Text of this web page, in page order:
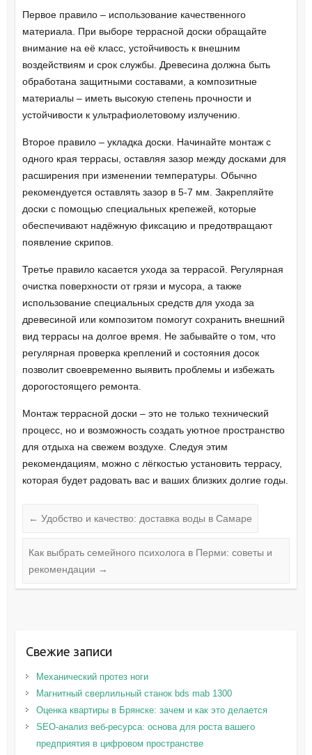
Первое правило – использование качественного
материала. При выборе террасной доски обращайте
внимание на её класс, устойчивость к внешним
воздействиям и срок службы. Древесина должна быть
обработана защитными составами, а композитные
материалы – иметь высокую степень прочности и
устойчивости к ультрафиолетовому излучению.
Второе правило – укладка доски. Начинайте монтаж с
одного края террасы, оставляя зазор между досками для
расширения при изменении температуры. Обычно
рекомендуется оставлять зазор в 5-7 мм. Закрепляйте
доски с помощью специальных крепежей, которые
обеспечивают надёжную фиксацию и предотвращают
появление скрипов.
Третье правило касается ухода за террасой. Регулярная
очистка поверхности от грязи и мусора, а также
использование специальных средств для ухода за
древесиной или композитом помогут сохранить внешний
вид террасы на долгое время. Не забывайте о том, что
регулярная проверка креплений и состояния досок
позволит своевременно выявить проблемы и избежать
дорогостоящего ремонта.
Монтаж террасной доски – это не только технический
процесс, но и возможность создать уютное пространство
для отдыха на свежем воздухе. Следуя этим
рекомендациям, можно с лёгкостью установить террасу,
которая будет радовать вас и ваших близких долгие годы.
← Удобство и качество: доставка воды в Самаре
Как выбрать семейного психолога в Перми: советы и
рекомендации →
Свежие записи
Механический протез ноги
Магнитный сверлильный станок bds mab 1300
Оценка квартиры в Брянске: зачем и как это делается
SEO-анализ веб-ресурса: основа для роста вашего
предприятия в цифровом пространстве